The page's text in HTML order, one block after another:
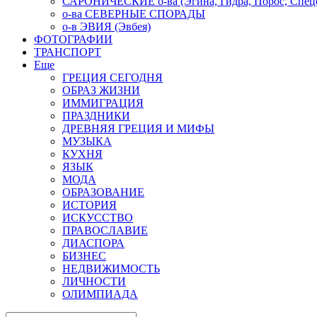
о-ва СЕВЕРНЫЕ СПОРАДЫ
о-в ЭВИЯ (Эвбея)
ФОТОГРАФИИ
ТРАНСПОРТ
Еще
ГРЕЦИЯ СЕГОДНЯ
ОБРАЗ ЖИЗНИ
ИММИГРАЦИЯ
ПРАЗДНИКИ
ДРЕВНЯЯ ГРЕЦИЯ И МИФЫ
МУЗЫКА
КУХНЯ
ЯЗЫК
МОДА
ОБРАЗОВАНИЕ
ИСТОРИЯ
ИСКУССТВО
ПРАВОСЛАВИЕ
ДИАСПОРА
БИЗНЕС
НЕДВИЖИМОСТЬ
ЛИЧНОСТИ
ОЛИМПИАДА